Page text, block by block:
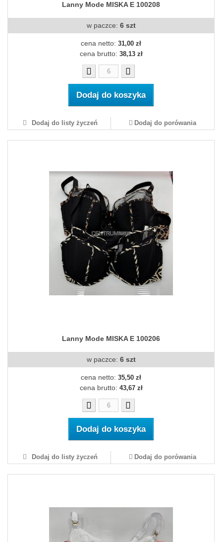
Lanny Mode MISKA E 100208
w paczce: 6 szt
cena netto: 31,00 zł
cena brutto: 38,13 zł
Dodaj do koszyka
Dodaj do listy życzeń Dodaj do porówania
Lanny Mode MISKA E 100206
w paczce: 6 szt
cena netto: 35,50 zł
cena brutto: 43,67 zł
Dodaj do koszyka
Dodaj do listy życzeń Dodaj do porówania